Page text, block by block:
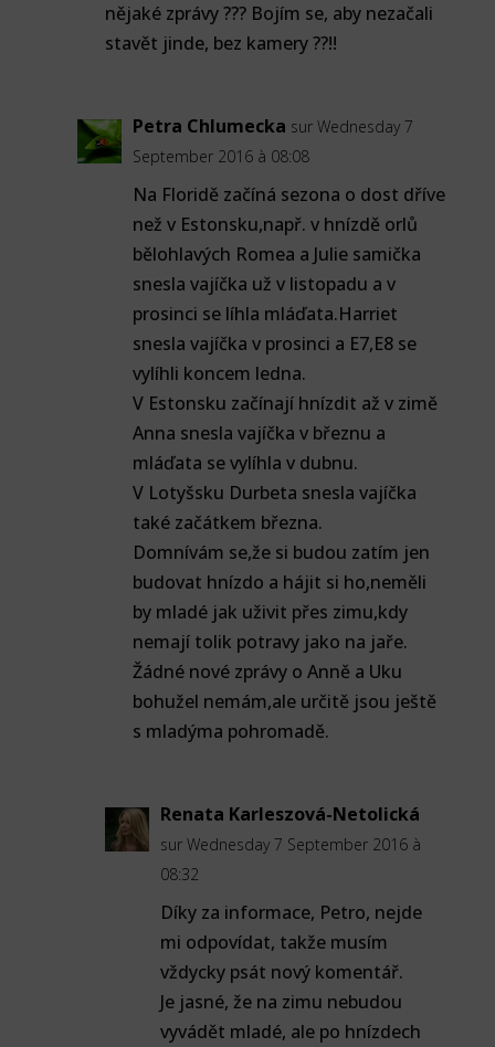
nějaké zprávy ??? Bojím se, aby nezačali
stavět jinde, bez kamery ??!!
Petra Chlumecka sur Wednesday 7
September 2016 à 08:08
Na Floridě začíná sezona o dost dříve
než v Estonsku,např. v hnízdě orlů
bělohlavých Romea a Julie samička
snesla vajíčka už v listopadu a v
prosinci se líhla mláďata.Harriet
snesla vajíčka v prosinci a E7,E8 se
vylíhli koncem ledna.
V Estonsku začínají hnízdit až v zimě
Anna snesla vajíčka v březnu a
mláďata se vylíhla v dubnu.
V Lotyšsku Durbeta snesla vajíčka
také začátkem března.
Domnívám se,že si budou zatím jen
budovat hnízdo a hájit si ho,neměli
by mladé jak uživit přes zimu,kdy
nemají tolik potravy jako na jaře.
Žádné nové zprávy o Anně a Uku
bohužel nemám,ale určitě jsou ještě
s mladýma pohromadě.
Renata Karleszová-Netolická
sur Wednesday 7 September 2016 à
08:32
Díky za informace, Petro, nejde
mi odpovídat, takže musím
vždycky psát nový komentář.
Je jasné, že na zimu nebudou
vyvádět mladé, ale po hnízdech